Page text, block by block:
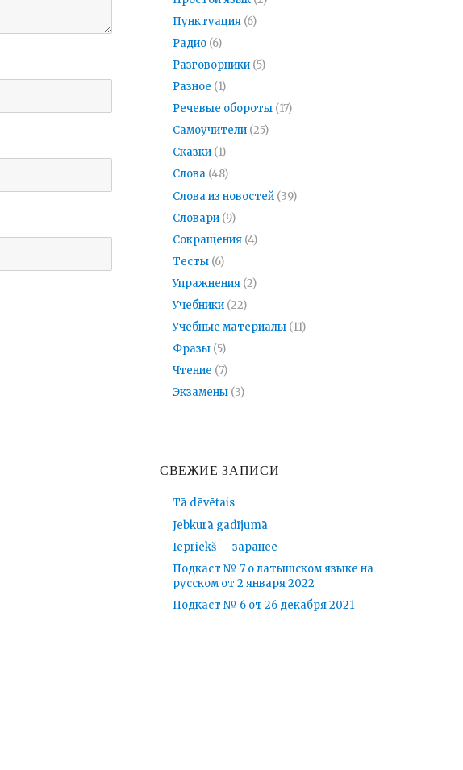
Пунктуация (6)
Радио (6)
Разговорники (5)
Разное (1)
Речевые обороты (17)
Самоучители (25)
Сказки (1)
Слова (48)
Слова из новостей (39)
Словари (9)
Сокращения (4)
Тесты (6)
Упражнения (2)
Учебники (22)
Учебные материалы (11)
Фразы (5)
Чтение (7)
Экзамены (3)
СВЕЖИЕ ЗАПИСИ
Tā dēvētais
Jebkurā gadījumā
Iepriekš — заранее
Подкаст № 7 о латышском языке на
русском от 2 января 2022
Подкаст № 6 от 26 декабря 2021